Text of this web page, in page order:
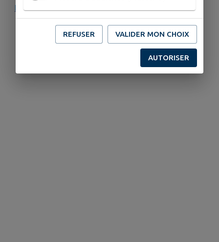
Règlement de fonctionnement
REFUSER VALIDER MON CHOIX
AUTORISER